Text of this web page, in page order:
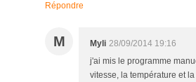
Répondre
M Myli 28/09/2014 19:16
j'ai mis le programme
vitesse, la température et